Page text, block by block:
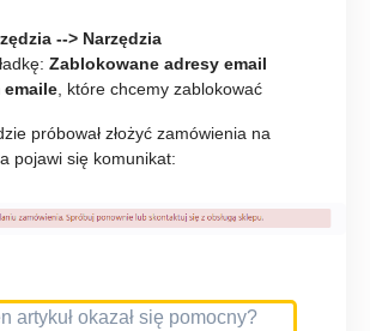
--> Narzędzia
Zablokowane adresy email
emaile , które chcemy zablokować
próbował złożyć zamówienia na
pojawi się komunikat:
artykuł okazał się pomocny?